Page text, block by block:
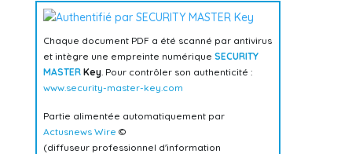
Chaque document PDF a été scanné par antivirus
et intègre une empreinte numérique SECURITY
MASTERKey. Pour contrôler son authenticité :
www.security-master-key.com
Partie alimentée automatiquement par
Actusnews Wire ©
(diffuseur professionnel d'information